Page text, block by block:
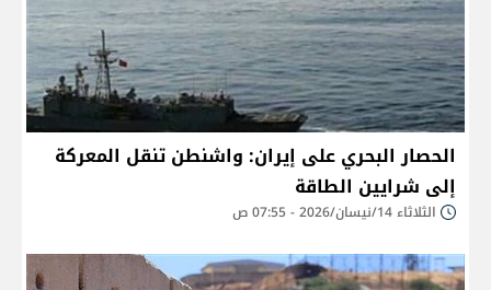
الحصار البحري على إيران: واشنطن تنقل المعركة
إلى شرايين الطاقة
الثلاثاء 14/نيسان/2026 - 07:55 ص